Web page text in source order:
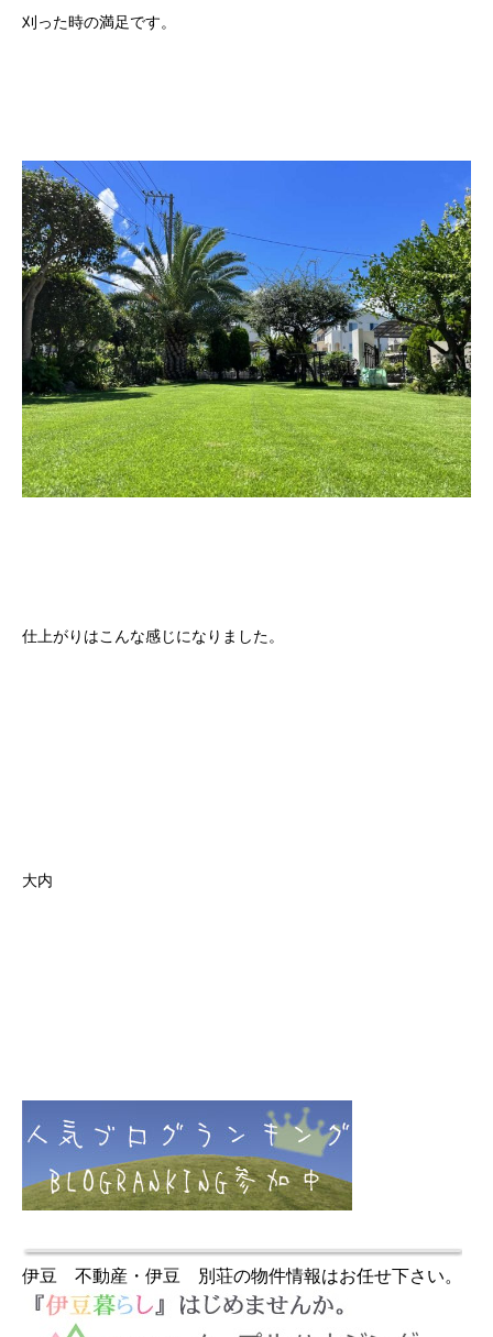
刈った時の満足です。
仕上がりはこんな感じになりました。
大内
伊豆 不動産・伊豆 別荘の物件情報はお任せ下さい。